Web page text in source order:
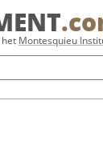
Montesquieu